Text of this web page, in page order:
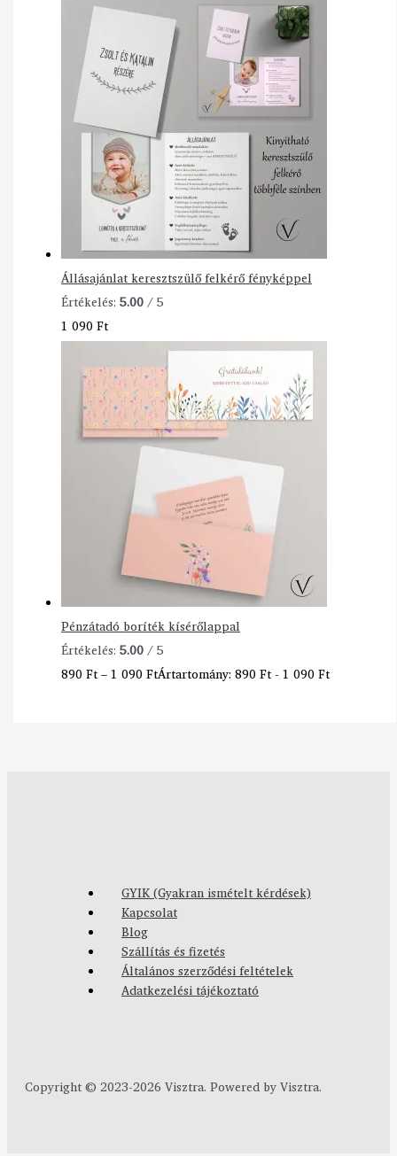
Állásajánlat keresztszülő felkérő fényképpel
Értékelés:5.00/ 5
1 090Ft
Pénzátadó boríték kísérőlappal
Értékelés:5.00/ 5
890Ft–1 090FtÁrtartomány: 890 Ft - 1 090 Ft
GYIK (Gyakran ismételt kérdések)
Kapcsolat
Blog
Szállítás és fizetés
Általános szerződési feltételek
Adatkezelési tájékoztató
Copyright © 2023-2026 Visztra. Powered by Visztra.